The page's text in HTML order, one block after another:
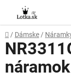
obsah
Domov
/ Dámske /
náramok